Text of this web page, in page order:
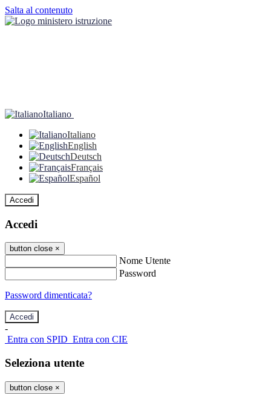
Salta al contenuto
Italiano
Italiano
English
Deutsch
Français
Español
Accedi
Accedi
button close ×
Nome Utente
Password
Password dimenticata?
-
Entra con SPID Entra con CIE
Seleziona utente
button close ×